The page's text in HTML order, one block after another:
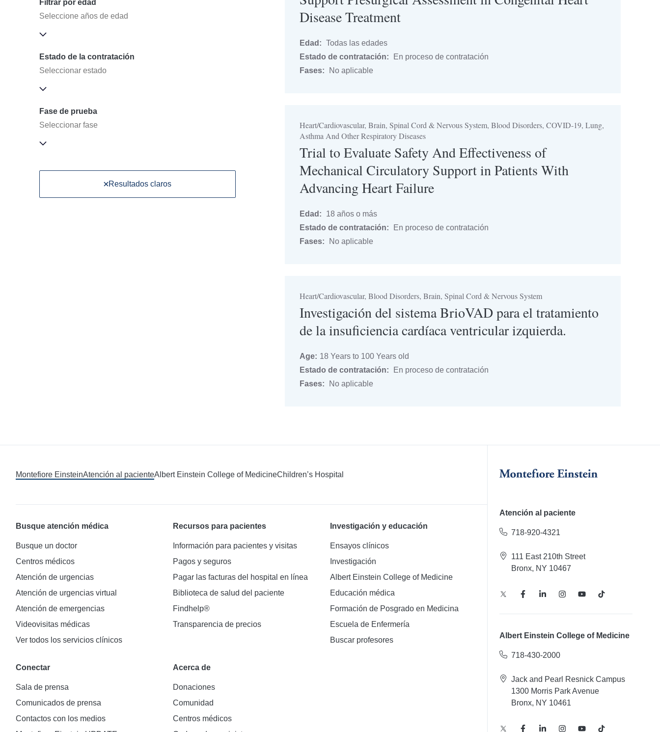
Filtrar por edad
Seleccione años de edad
Estado de la contratación
Seleccionar estado
Fase de prueba
Seleccionar fase
Resultados claros
Disease Treatment
Edad: Todas las edades
Estado de contratación:
En proceso de contratación
Fases:
No aplicable
Heart/Cardiovascular, Brain, Spinal Cord & Nervous System, Blood Disorders, COVID-19, Lung,
Asthma And Other Respiratory Diseases
Trial to Evaluate Safety And Effectiveness of
Mechanical Circulatory Support in Patients With
Advancing Heart Failure
Edad:
18 años o más
Estado de contratación:
En proceso de contratación
Fases:
No aplicable
Heart/Cardiovascular, Blood Disorders, Brain, Spinal Cord & Nervous System
Investigación del sistema BrioVAD para el tratamiento
de la insuficiencia cardíaca ventricular izquierda.
Age: 18 Years to 100 Years old
Estado de contratación:
En proceso de contratación
Fases:
No aplicable
Montefiore EinsteinAtención al pacienteAlbert Einstein College of MedicineChildren’s Hospital
Busque atención médica
Busque un doctor
Centros médicos
Atención de urgencias
Atención de urgencias virtual
Atención de emergencias
Videovisitas médicas
Ver todos los servicios clínicos
Recursos para pacientes
Información para pacientes y visitas
Pagos y seguros
Pagar las facturas del hospital en línea
Biblioteca de salud del paciente
Findhelp®
Transparencia de precios
Investigación y educación
Ensayos clínicos
Investigación
Albert Einstein College of Medicine
Educación médica
Formación de Posgrado en Medicina
Escuela de Enfermería
Buscar profesores
Conectar
Sala de prensa
Comunicados de prensa
Contactos con los medios
Acerca de
Donaciones
Comunidad
Centros médicos
Atención al paciente
718-920-4321
111 East 210th Street
Bronx, NY 10467
Albert Einstein College of Medicine
718-430-2000
Jack and Pearl Resnick Campus
1300 Morris Park Avenue
Bronx, NY 10461